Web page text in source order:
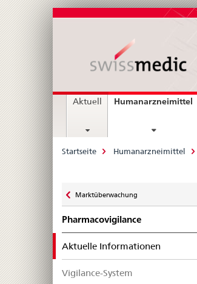
Hauptnavigation
Aktuell Humanarzneimittel
Breadcrumb
Startseite Humanarzneimittel
zu
Marktüberwachung
Pharmacovigilance
Aktuelle Informationen
Vigilance-System